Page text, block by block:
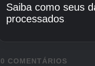
Saiba como seus
processados.
0 COMENTÁRIOS